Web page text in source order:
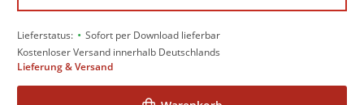
Lieferstatus: • Sofort per Download lieferbar
Kostenloser Versand innerhalb Deutschlands
Lieferung & Versand